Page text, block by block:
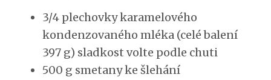
3/4 plechovky karamelového
kondenzovaného mléka (celé balení
397 g) sladkost volte podle chuti
500 g smetany ke šlehání